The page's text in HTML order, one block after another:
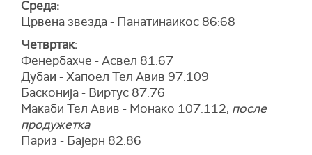
Среда:
Црвена звезда - Панатинаикос 86:68
Четвртак:
Фенербахче - Асвел 81:67
Дубаи - Хапоел Тел Авив 97:109
Басконија - Виртус 87:76
Макаби Тел Авив - Монако 107:112, после
продужетка
Париз - Бајерн 82:86